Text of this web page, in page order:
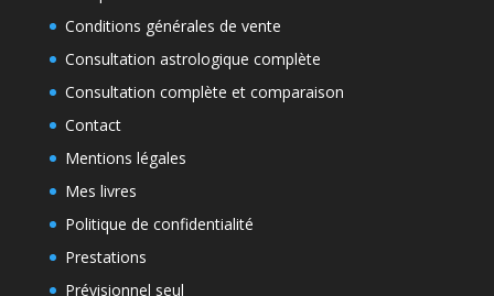
Conditions générales de vente
Consultation astrologique complète
Consultation complète et comparaison
Contact
Mentions légales
Mes livres
Politique de confidentialité
Prestations
Prévisionnel seul